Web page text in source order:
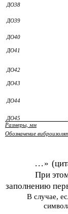
ДО38
ДО39
ДО40
ДО41
ДО42
ДО43
ДО44
ДО45
Размеры, мм
Обозначение
...»
При
заполнению
В случае,